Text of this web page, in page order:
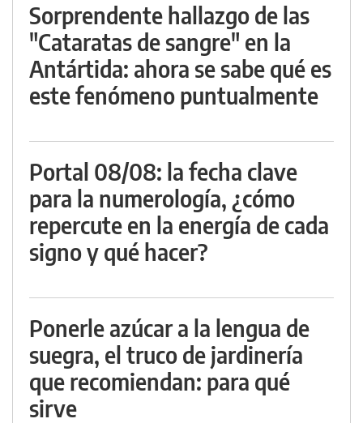
Sorprendente hallazgo de las
"Cataratas de sangre" en la
Antártida: ahora se sabe qué es
este fenómeno puntualmente
Portal 08/08: la fecha clave
para la numerología, ¿cómo
repercute en la energía de cada
signo y qué hacer?
Ponerle azúcar a la lengua de
suegra, el truco de jardinería
que recomiendan: para qué
sirve